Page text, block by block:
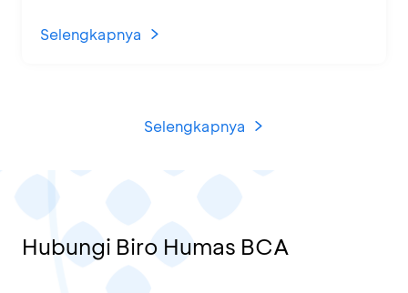
di KCU Tanjung Priok
Selengkapnya
Selengkapnya
Hubungi Biro Humas BCA